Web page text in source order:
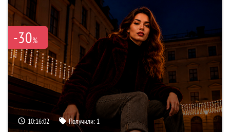
-30%
10:16:01 Получили: 1